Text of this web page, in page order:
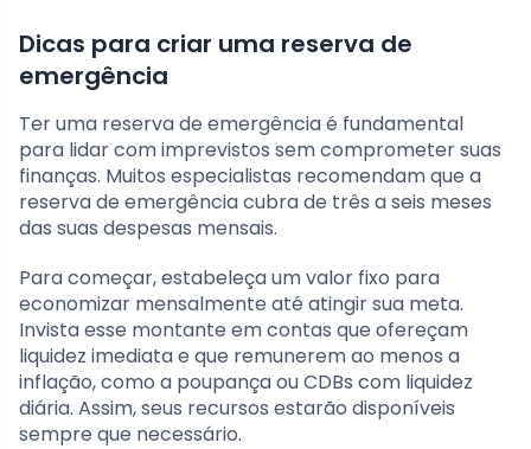
Dicas para criar uma reserva de
emergência
Ter uma reserva de emergência é fundamental
para lidar com imprevistos sem comprometer suas
finanças. Muitos especialistas recomendam que a
reserva de emergência cubra de três a seis meses
das suas despesas mensais.
Para começar, estabeleça um valor fixo para
economizar mensalmente até atingir sua meta.
Invista esse montante em contas que ofereçam
liquidez imediata e que remunerem ao menos a
inflação, como a poupança ou CDBs com liquidez
diária. Assim, seus recursos estarão disponíveis
sempre que necessário.